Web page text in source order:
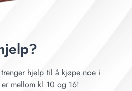
hjelp til å kjøpe noe i
mellom kl 10 og 16!